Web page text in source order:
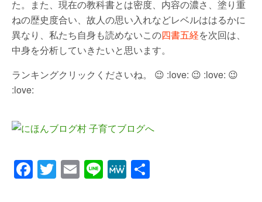
た。また、現在の教科書とは密度、内容の濃さ、塗り重
ねの歴史度合い、故人の思い入れなどレベルははるかに
異なり、私たち自身も読めないこの四書五経を次回は、
中身を分析していきたいと思います。
ランキングクリックくださいね。 😉 :love: 😉 :love: 😉
:love:
F
a
T
wi
E
m
Li
n
M
e